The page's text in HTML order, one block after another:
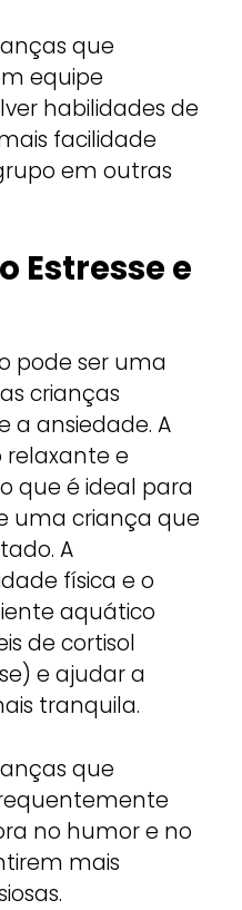
que
equipe
habilidades de
facilidade
em outras
Estresse e
pode ser uma
crianças
a ansiedade. A
e
que é ideal para
uma criança que
A
física e o
aquático
de cortisol
e ajudar a
tranquila.
que
no humor e no
mais